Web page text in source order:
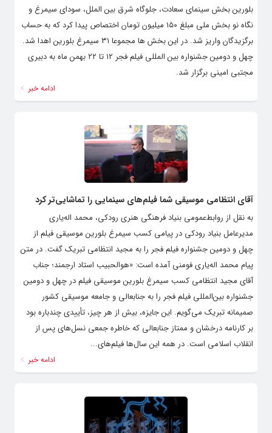
به نقل از روابط عمومی جشنواره فیلم فجر، به دریافت کنندگان سیمرغ
بلورین بخش سینمای سعادت، جلوگاه شرق بین الملل، سودای سیمرغ و
نگاه نو بخش ملی مبلغ ۱۵۰ میلیون تومان اختصاص پیدا کرد که به حساب
برگزیدگان واریز شد. در این بخش ها مجموعا ۳۱ سیمرغ بلورین اهدا شد.
ادامه خبر
آقای انتظامی موسیقی شما فیلم‌های سینمایی را تماشایی‌تر کرد
به نقل از روابط‌عمومی بنیاد فرهنگی هنری رودکی، محمد اله‌یاری
مدیرعامل بنیاد رودکی در پیامی کسب سیمرغ بلورین موسیقی فیلم از
چهل و دومین جشنواره فیلم فجر را به مجید انتظامی تبریک گفت. در متن
پیام محمد اله‌یاری فومنی آمده است: «هوالحبیب استاد ارجمند؛ جناب
آقای مجید انتظامی کسب سیمرغ بلورین موسیقی فیلم در چهل و دومین
جشنواره بین‌المللی فیلم فجر را به جنابعالی و جامعه موسیقی کشور
صمیمانه تبریک می‌گویم. این جایزه، بیش از هر چیز، تأییدی چندباره بود
بر کارنامه درخشان و ممتاز جنابعالی که خاطره جمعی نسل‌های پس از
ادامه خبر